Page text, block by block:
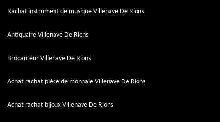
Rachat instrument de musique Villenave De Rions
Antiquaire Villenave De Rions
Brocanteur Villenave De Rions
Achat rachat pièce de monnaie Villenave De Rions
Achat rachat bijoux Villenave De Rions